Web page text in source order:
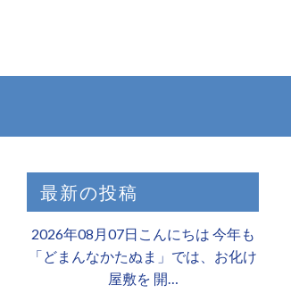
最新の投稿
2026年08月07日こんにちは 今年も
「どまんなかたぬま」では、お化け
屋敷を 開…